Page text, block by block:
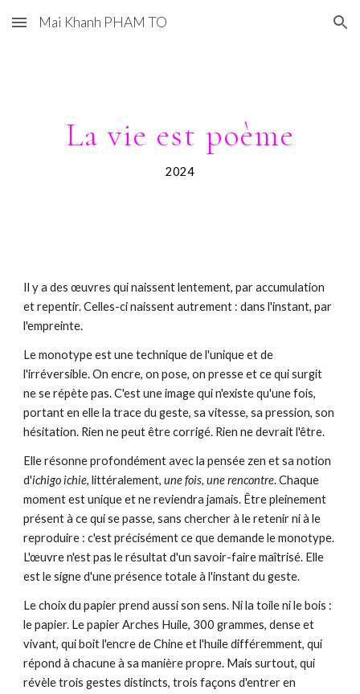
Skip to main content Skip to navigation
Mai Khanh PHAM TO
La vie est poème
2024
Il y a des œuvres qui naissent lentement, par accumulation
et repentir. Celles-ci naissent autrement : dans l'instant, par
l'empreinte.
Le monotype est une technique de l'unique et de
l'irréversible. On encre, on pose, on presse et ce qui surgit
ne se répète pas. C'est une image qui n'existe qu'une fois,
portant en elle la trace du geste, sa vitesse, sa pression, son
hésitation. Rien ne peut être corrigé. Rien ne devrait l'être.
Elle résonne profondément avec la pensée zen et sa notion
d'ichigo ichie, littéralement,une fois, une rencontre.Chaque
moment est unique et ne reviendra jamais. Être pleinement
présent à ce qui se passe, sans chercher à le retenir ni à le
reproduire : c'est précisément ce que demande le monotype.
L'œuvre n'est pas le résultat d'un savoir-faire maîtrisé. Elle
est le signe d'une présence totale à l'instant du geste.
Le choix du papier prend aussi son sens. Ni la toile ni le bois :
le papier. Le papier Arches Huile, 300 grammes, dense et
vivant, qui boit l'encre de Chine et l'huile différemment, qui
répond à chacune à sa manière propre. Mais surtout, qui
révèle trois gestes distincts, trois façons d'entrer en